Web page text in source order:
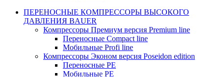
ПЕРЕНОСНЫЕ КОМПРЕССОРЫ ВЫСОКОГО
ДАВЛЕНИЯ BAUER
Компрессоры Премиум версия Premium line
Переносные Compact line
Мобильные Profi line
Компрессоры Эконом версия Poseidon edition
Переносные PE
Мобильные PE